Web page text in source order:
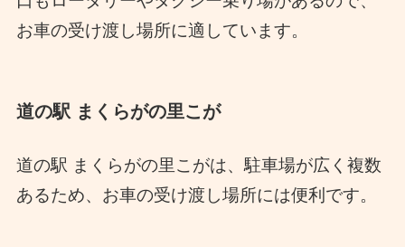
お車の受け渡し場所に適しています。
道の駅 まくらがの里こが
道の駅 まくらがの里こがは、駐車場が広く複数
あるため、お車の受け渡し場所には便利です。